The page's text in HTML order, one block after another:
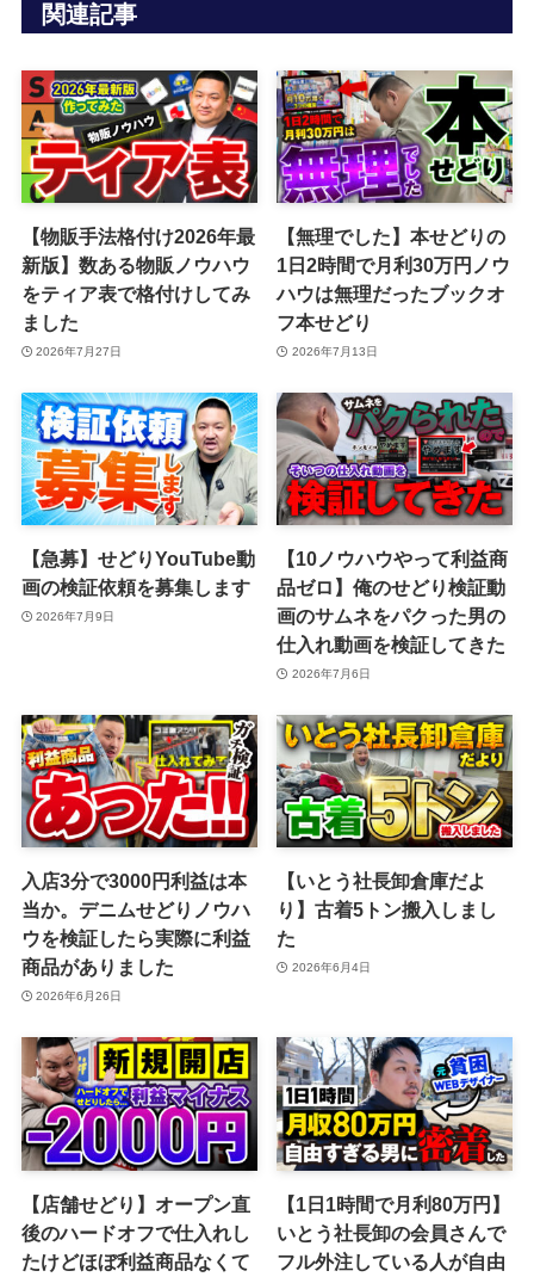
関連記事
【物販手法格付け2026年最
新版】数ある物販ノウハウ
をティア表で格付けしてみ
ました
2026年7月27日
【無理でした】本せどりの
1日2時間で月利30万円ノウ
ハウは無理だったブックオ
フ本せどり
2026年7月13日
【急募】せどりYouTube動
画の検証依頼を募集します
2026年7月9日
【10ノウハウやって利益商
品ゼロ】俺のせどり検証動
画のサムネをパクった男の
仕入れ動画を検証してきた
2026年7月6日
入店3分で3000円利益は本
当か。デニムせどりノウハ
ウを検証したら実際に利益
商品がありました
2026年6月26日
【いとう社長卸倉庫だよ
り】古着5トン搬入しまし
た
2026年6月4日
【店舗せどり】オープン直
後のハードオフで仕入れし
たけどほぼ利益商品なくて
【1日1時間で月利80万円】
いとう社長卸の会員さんで
フル外注している人が自由